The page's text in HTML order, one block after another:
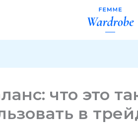
что это
в